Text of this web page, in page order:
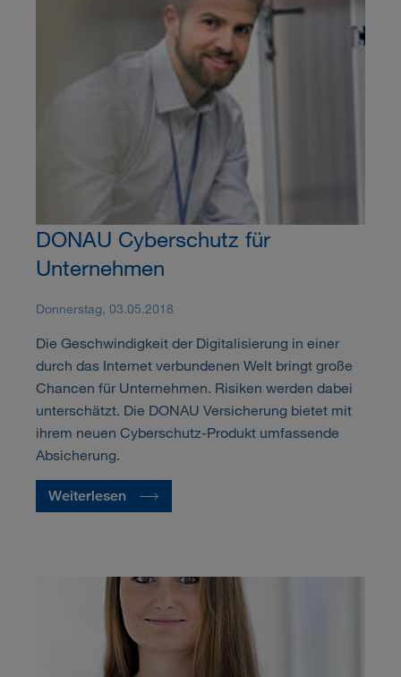
DONAU Cyberschutz für
Unternehmen
Donnerstag, 03.05.2018
Die Geschwindigkeit der Digitalisierung in einer
durch das Internet verbundenen Welt bringt große
Chancen für Unternehmen. Risiken werden dabei
unterschätzt. Die DONAU Versicherung bietet mit
ihrem neuen Cyberschutz-Produkt umfassende
Absicherung.
Weiterlesen